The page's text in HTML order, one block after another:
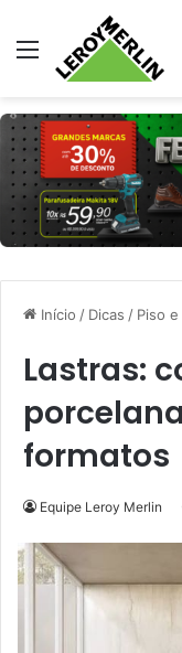
Menu
Início / Dicas / Piso
Lastras:
formatos
Equipe Leroy Merlin